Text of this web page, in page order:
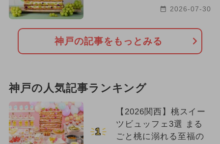
2026-07-30
神戸の記事をもっとみる
神戸の人気記事ランキング
1
【2026関西】桃スイー
ツビュッフェ3選 まる
ごと桃に溺れる至福の